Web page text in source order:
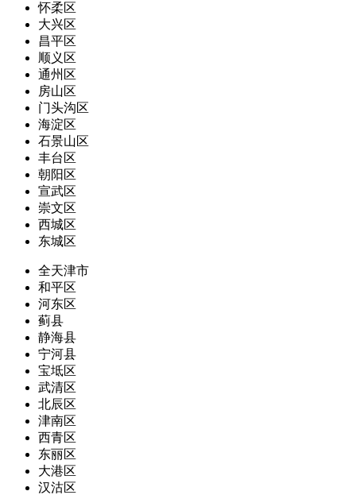
怀柔区
大兴区
昌平区
顺义区
通州区
房山区
门头沟区
海淀区
石景山区
丰台区
朝阳区
宣武区
崇文区
西城区
东城区
全天津市
和平区
河东区
蓟县
静海县
宁河县
宝坻区
武清区
北辰区
津南区
西青区
东丽区
大港区
汉沽区